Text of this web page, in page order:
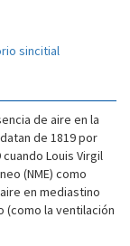
sincitial
de aire en la
de 1819 por
Louis Virgil
(NME) como
en mediastino
(como la ventilación